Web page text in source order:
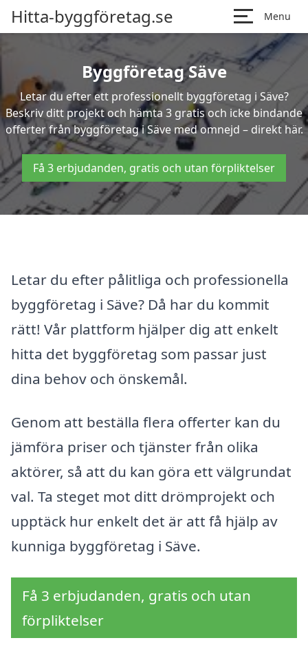
Hitta-byggföretag.se Menu
Byggföretag Säve
Letar du efter ett professionellt byggföretag i Säve?
Beskriv ditt projekt och hämta 3 gratis och icke bindande
offerter från byggföretag i Säve med omnejd – direkt här.
Få 3 erbjudanden, gratis och utan förpliktelser
Letar du efter pålitliga och professionella
byggföretag i Säve? Då har du kommit
rätt! Vår plattform hjälper dig att enkelt
hitta det byggföretag som passar just
dina behov och önskemål.
Genom att beställa flera offerter kan du
jämföra priser och tjänster från olika
aktörer, så att du kan göra ett välgrundat
val. Ta steget mot ditt drömprojekt och
upptäck hur enkelt det är att få hjälp av
kunniga byggföretag i Säve.
Få 3 erbjudanden, gratis och utan
förpliktelser